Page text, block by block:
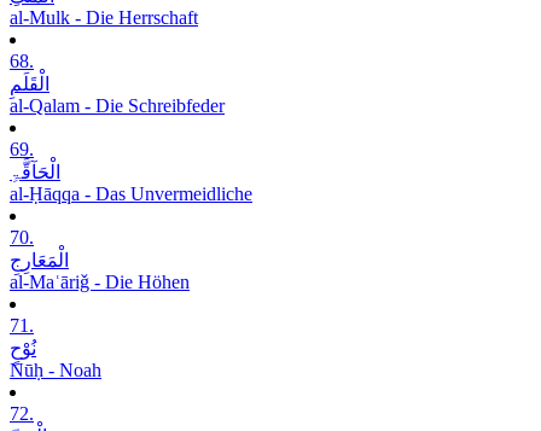
al-Mulk - Die Herrschaft
68.
الْقَلَمِ
al-Qalam - Die Schreibfeder
69.
الْحَآقَّۃِ
al-Ḥāqqa - Das Unvermeidliche
70.
الْمَعَارِجِ
al-Maʿāriǧ - Die Höhen
71.
نُوْحٍ
Nūḥ - Noah
72.